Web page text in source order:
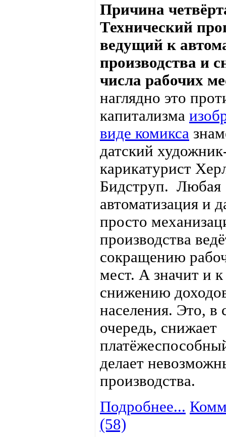
Причина
Технический
ведущий к
производства и
числа рабочих
наглядно это
капитализма
виде комикса
датский
карикатурист
Бидструп. Любая
автоматизация и
просто
производства
сокращению
мест. А значит и к
снижению
населения. Это, в
очередь, снижает
делает
производства.
Подробнее...
(58)